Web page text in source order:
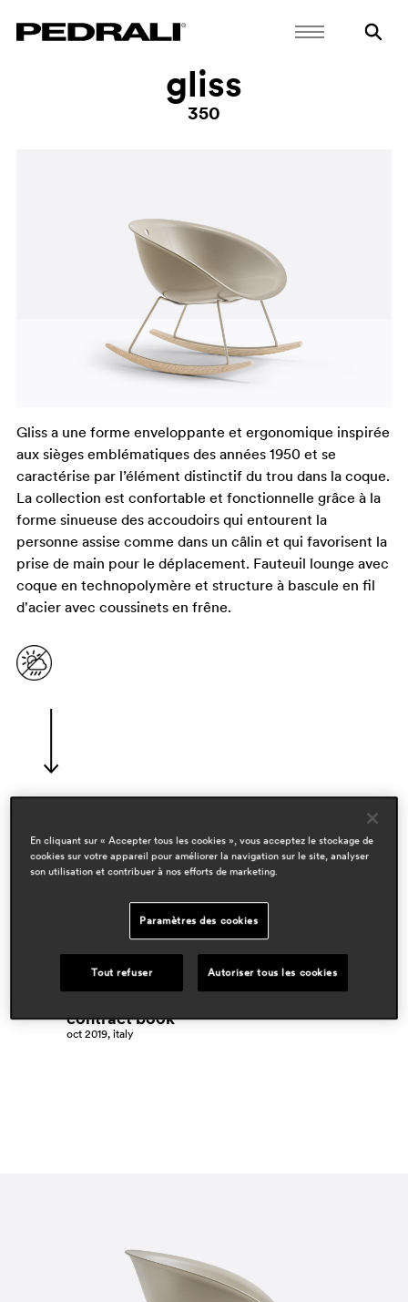
gliss
350
Gliss a une forme enveloppante et ergonomique inspirée
aux sièges emblématiques des années 1950 et se
caractérise par l’élément distinctif du trou dans la coque.
La collection est confortable et fonctionnelle grâce à la
forme sinueuse des accoudoirs qui entourent la
personne assise comme dans un câlin et qui favorisent la
prise de main pour le déplacement. Fauteuil lounge avec
coque en technopolymère et structure à bascule en fil
d'acier avec coussinets en frêne.
designers
claudio dondoli & marco pocci
hospitality
workspace & corporate
residential
espace presse
contract book
oct 2019, italy
En cliquant sur « Accepter tous les cookies », vous acceptez le stockage de
cookies sur votre appareil pour améliorer la navigation sur le site, analyser
son utilisation et contribuer à nos efforts de marketing.
Paramètres des cookies
Tout refuser Autoriser tous les cookies